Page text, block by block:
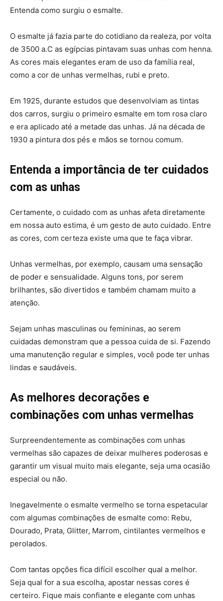
Entenda como surgiu o esmalte.
O esmalte já fazia parte do cotidiano da realeza, por volta
de 3500 a.C as egípcias pintavam suas unhas com henna.
As cores mais elegantes eram de uso da família real,
como a cor de unhas vermelhas, rubi e preto.
Em 1925, durante estudos que desenvolviam as tintas
dos carros, surgiu o primeiro esmalte em tom rosa claro
e era aplicado até a metade das unhas. Já na década de
1930 a pintura dos pés e mãos se tornou comum.
Entenda a importância de ter cuidados
com as unhas
Certamente, o cuidado com as unhas afeta diretamente
em nossa auto estima, é um gesto de auto cuidado. Entre
as cores, com certeza existe uma que te faça vibrar.
Unhas vermelhas, por exemplo, causam uma sensação
de poder e sensualidade. Alguns tons, por serem
brilhantes, são divertidos e também chamam muito a
atenção.
Sejam unhas masculinas ou femininas, ao serem
cuidadas demonstram que a pessoa cuida de si. Fazendo
uma manutenção regular e simples, você pode ter unhas
lindas e saudáveis.
As melhores decorações e
combinações com unhas vermelhas
Surpreendentemente as combinações com unhas
vermelhas são capazes de deixar mulheres poderosas e
garantir um visual muito mais elegante, seja uma ocasião
especial ou não.
Inegavelmente o esmalte vermelho se torna espetacular
com algumas combinações de esmalte como: Rebu,
Dourado, Prata, Glitter, Marrom, cintilantes vermelhos e
perolados.
Com tantas opções fica difícil escolher qual a melhor.
Seja qual for a sua escolha, apostar nessas cores é
certeiro. Fique mais confiante e elegante com unhas